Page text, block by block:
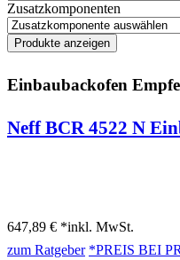
Zusatzkomponenten
Einbaubackofen
Neff BCR 4522 N
647,89 € *inkl. MwSt.
zum Ratgeber *PREIS BEI